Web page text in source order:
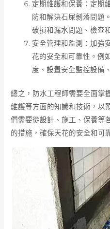
定期維護和保養：定期
防和解決石屎剝落問題
破損和漏水問題、檢查
安全管理和監測：加強
花的安全和可靠性。例
度、設置安全監控設備
總之，防水工程師需要全面掌
維護等方面的知識和技術，以
們需要從設計、施工、保養等
的措施，確保天花的安全和可